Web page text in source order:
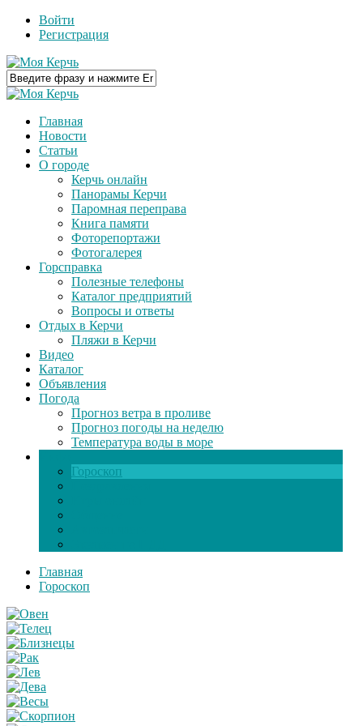
Войти
Регистрация
Главная
Новости
Статьи
О городе
Керчь онлайн
Панорамы Керчи
Паромная переправа
Книга памяти
Фоторепортажи
Фотогалерея
Горсправка
Полезные телефоны
Каталог предприятий
Вопросы и ответы
Отдых в Керчи
Пляжи в Керчи
Видео
Каталог
Объявления
Погода
Прогноз ветра в проливе
Прогноз погоды на неделю
Температура воды в море
Гороскоп
Главная
Гороскоп